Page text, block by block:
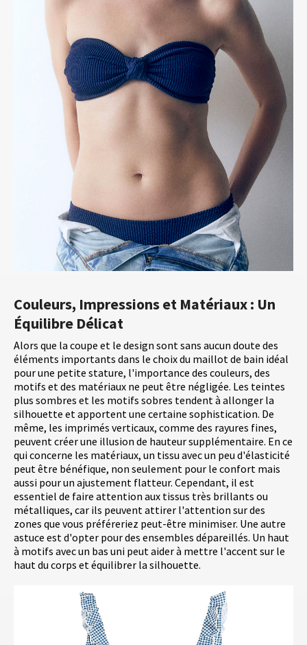
Couleurs, Impressions et Matériaux : Un
Équilibre Délicat
Alors que la coupe et le design sont sans aucun doute des
éléments importants dans le choix du maillot de bain idéal
pour une petite stature, l'importance des couleurs, des
motifs et des matériaux ne peut être négligée. Les teintes
plus sombres et les motifs sobres tendent à allonger la
silhouette et apportent une certaine sophistication. De
même, les imprimés verticaux, comme des rayures fines,
peuvent créer une illusion de hauteur supplémentaire. En ce
qui concerne les matériaux, un tissu avec un peu d'élasticité
peut être bénéfique, non seulement pour le confort mais
aussi pour un ajustement flatteur. Cependant, il est
essentiel de faire attention aux tissus très brillants ou
métalliques, car ils peuvent attirer l'attention sur des
zones que vous préféreriez peut-être minimiser. Une autre
astuce est d'opter pour des ensembles dépareillés. Un haut
à motifs avec un bas uni peut aider à mettre l'accent sur le
haut du corps et équilibrer la silhouette.